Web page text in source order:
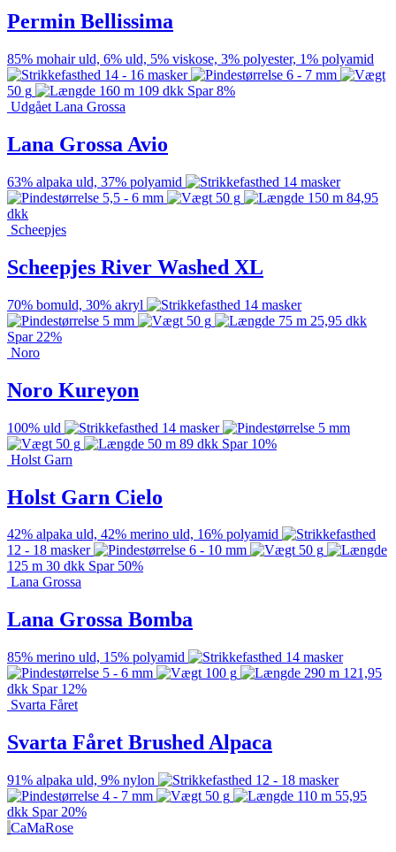
Permin Bellissima
85% mohair uld, 6% uld, 5% viskose, 3% polyester, 1% polyamid
14 - 16 masker
6 - 7 mm
50 g
160 m 109 dkk Spar 8%
Udgået Lana Grossa
Lana Grossa Avio
63% alpaka uld, 37% polyamid
14 masker
5,5 - 6 mm
50 g 150 m 84,95
dkk
Scheepjes
Scheepjes River Washed XL
70% bomuld, 30% akryl
14 masker
5 mm
50 g 75 m 25,95 dkk
Spar 22%
Noro
Noro Kureyon
100% uld 14 masker
5 mm
50 g
50 m 89 dkk Spar 10%
Holst Garn
Holst Garn Cielo
42% alpaka uld, 42% merino uld, 16% polyamid
12 - 18 masker
6 - 10 mm
50 g
125 m 30 dkk Spar 50%
Lana Grossa
Lana Grossa Bomba
85% merino uld, 15% polyamid
14 masker
5 - 6 mm
100 g 290 m 121,95
dkk Spar 12%
Svarta Fåret
Svarta Fåret Brushed Alpaca
91% alpaka uld, 9% nylon
12 - 18 masker
4 - 7 mm
50 g 110 m 55,95
dkk Spar 20%
CaMaRose